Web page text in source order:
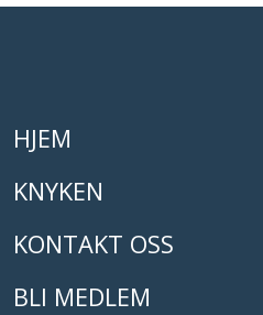
HJEM
KNYKEN
KONTAKT OSS
BLI MEDLEM